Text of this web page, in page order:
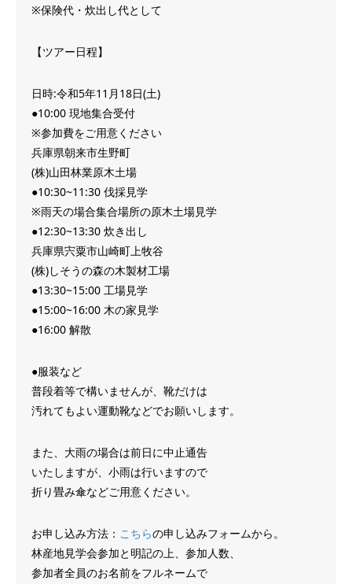
※保険代・炊出し代として
【ツアー日程】
日時:令和5年11月18日(土)
●10:00 現地集合受付
※参加費をご用意ください
兵庫県朝来市生野町
(株)山田林業原木土場
●10:30~11:30 伐採見学
※雨天の場合集合場所の原木土場見学
●12:30~13:30 炊き出し
兵庫県宍粟市山崎町上牧谷
(株)しそうの森の木製材工場
●13:30~15:00 工場見学
●15:00~16:00 木の家見学
●16:00 解散
●服装など
普段着等で構いませんが、靴だけは
汚れてもよい運動靴などでお願いします。
また、大雨の場合は前日に中止通告
いたしますが、小雨は行いますので
折り畳み傘などご用意ください。
お申し込み方法： こちらの申し込みフォームから。
林産地見学会参加と明記の上、参加人数、
参加者全員のお名前をフルネームで